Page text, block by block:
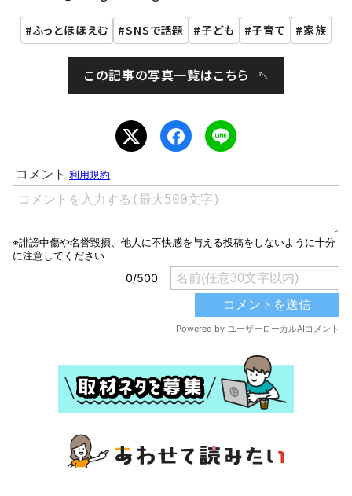
ふっとほほえむ SNSで話題 子ども 子育て 家族
この記事の写真一覧はこちら